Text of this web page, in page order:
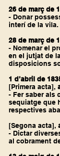
26 de març de
- Donar
interí de la vila.
28 de març de
- Nomenar el
en el jutjat de
disposicions
1 d’abril de
[Primera acta],
- Fer saber als
sequiatge que
respectives
[Segona acta],
- Dictar
al cobrament